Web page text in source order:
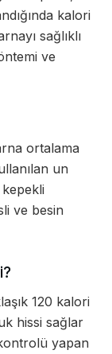
kalori
sağlıklı
ve
ortalama
un
ve besin
120 kalori
hissi sağlar
yapan